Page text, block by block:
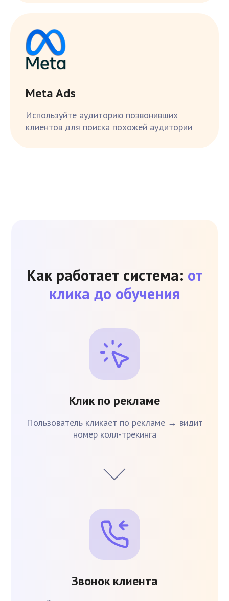
Meta Ads
Используйте аудиторию позвонивших
клиентов для поиска похожей аудитории
Как работает система: от
клика до обучения
Клик по рекламе
Пользователь кликает по рекламе → видит
номер колл-трекинга
Звонок клиента